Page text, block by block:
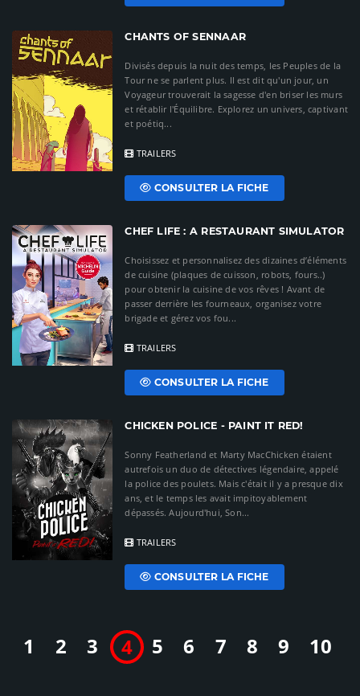
CHANTS OF SENNAAR
Divisés depuis la nuit des temps, les Peuples de la
Tour ne se parlent plus. Il est dit qu'un jour, un
Voyageur trouverait la sagesse d'en briser les murs
et rétablir l'Équilibre. Explorez un univers, captivant
et poétiq...
TRAILERS
CONSULTER LA FICHE
CHEF LIFE : A RESTAURANT SIMULATOR
Choisissez et personnalisez des dizaines d’éléments
de cuisine (plaques de cuisson, robots, fours..)
pour obtenir la cuisine de vos rêves ! Avant de
passer derrière les fourneaux, organisez votre
brigade et gérez vos fou...
TRAILERS
CONSULTER LA FICHE
CHICKEN POLICE - PAINT IT RED!
Sonny Featherland et Marty MacChicken étaient
autrefois un duo de détectives légendaire, appelé
la police des poulets. Mais c'était il y a presque dix
ans, et le temps les avait impitoyablement
dépassés. Aujourd'hui, Son...
TRAILERS
CONSULTER LA FICHE
1 2 3 4 5 6 7 8 9 10